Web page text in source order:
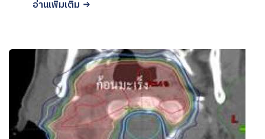
อ่านเพิ่มเติม